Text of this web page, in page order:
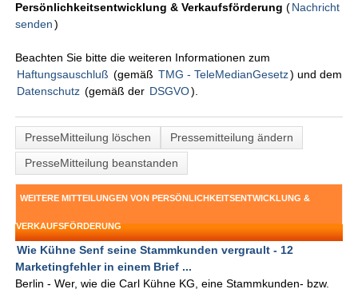
Persönlichkeitsentwicklung & Verkaufsförderung (Nachricht
senden )
Beachten Sie bitte die weiteren Informationen zum
Haftungsauschluß (gemäß TMG - TeleMedianGesetz) und dem
Datenschutz (gemäß der DSGVO).
PresseMitteilung löschen
Pressemitteilung ändern
PresseMitteilung beanstanden
WEITERE MITTEILUNGEN VON PERSÖNLICHKEITSENTWICKLUNG &
VERKAUFSFÖRDERUNG
Wie Kühne Senf seine Stammkunden vergrault - 12
Marketingfehler in einem Brief ...
Berlin - Wer, wie die Carl Kühne KG, eine Stammkunden- bzw.